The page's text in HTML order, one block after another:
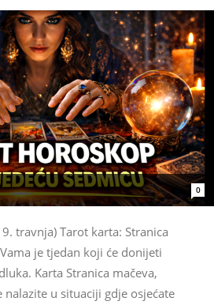
0
travnja) Tarot karta: Stranica
je tjedan koji će donijeti
Karta Stranica mačeva,
nalazite u situaciji gdje osjećate